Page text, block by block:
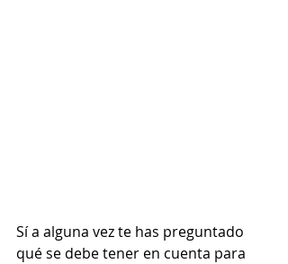
Sí a alguna vez te has preguntado
qué se debe tener en cuenta para